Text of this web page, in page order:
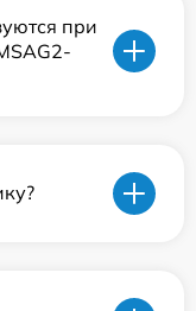
при